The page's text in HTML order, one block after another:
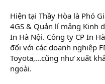
Hiện tại Thầy Hòa là Phó
4GS & Quản lí mảng Kinh
In Hà Nội. Công ty CP In
đối với các doanh nghiệp
Toyota,...cũng như xuất
ngoài.